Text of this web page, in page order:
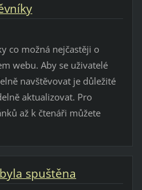
co možná nejčastěji o
webu. Aby se uživatelé
navštěvovat je důležité
aktualizovat. Pro
až k čtenáři můžete
spuštěna